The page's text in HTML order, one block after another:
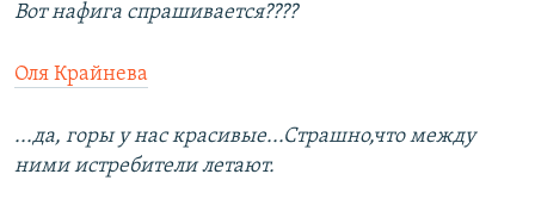
Вот нафига спрашивается????
Оля Крайнева
...да, горы у нас красивые...Страшно,что между
ними истребители летают.